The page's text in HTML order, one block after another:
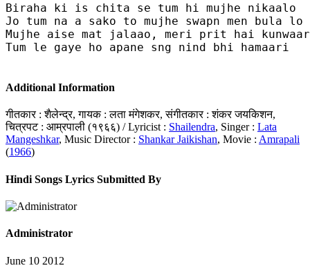
Biraha ki is chita se tum hi mujhe nikaalo
Jo tum na a sako to mujhe swapn men bula lo
Mujhe aise mat jalaao, meri prit hai
Tum le gaye ho apane sng nind bhi hamaari
Additional Information
गीतकार : शैलेन्द्र, गायक : लता मंगेशकर, संगीतकार : शंकर जयकिशन,
चित्रपट : आम्रपाली (१९६६) / Lyricist : Shailendra, Singer : Lata
Mangeshkar, Music Director : Shankar Jaikishan, Movie : Amrapali
(1966)
Hindi Songs Lyrics Submitted By
Administrator
June 10 2012